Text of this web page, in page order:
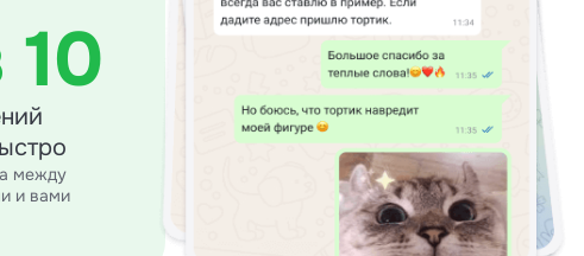
между
и вами